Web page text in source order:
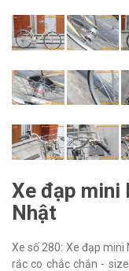
Xe đạp mini
Nhật
Xe số 280: Xe đạp
rắc co chắc chắn -